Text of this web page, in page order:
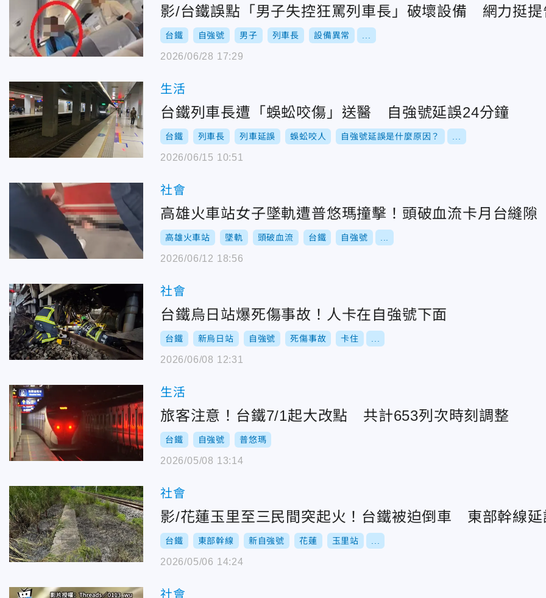
影/台鐵誤點「男子失控狂罵列車長」破壞設備 網力挺提
台鐵 自強號 男子 列車長 設備異常
2026/06/28 17:29
生活
台鐵列車長遭「蜈蚣咬傷」送醫 自強號延誤24分鐘
台鐵 列車長 列車延誤 蜈蚣咬人 自強號延誤是什麼原因？
2026/06/15 10:51
社會
高雄火車站女子墜軌遭普悠瑪撞擊！頭破血流卡月台縫隙
高雄火車站 墜軌 頭破血流 台鐵 自強號
2026/06/12 18:56
社會
台鐵烏日站爆死傷事故！人卡在自強號下面
台鐵 新烏日站 自強號 死傷事故 卡住
2026/06/08 12:31
生活
旅客注意！台鐵7/1起大改點 共計653列次時刻調整
台鐵 自強號 普悠瑪
2026/05/08 13:14
社會
影/花蓮玉里至三民間突起火！台鐵被迫倒車 東部幹線延
台鐵 東部幹線 新自強號 花蓮 玉里站
2026/05/06 14:24
社會